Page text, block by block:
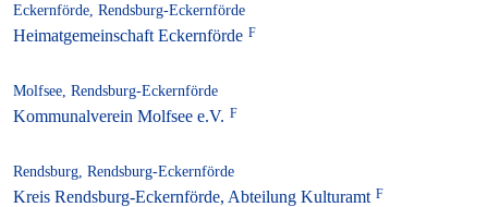
Eckernförde, Rendsburg-Eckernförde
Heimatgemeinschaft Eckernförde
Molfsee, Rendsburg-Eckernförde
Kommunalverein Molfsee e.V.
Rendsburg, Rendsburg-Eckernförde
Kreis Rendsburg-Eckernförde, Abteilung Kulturamt